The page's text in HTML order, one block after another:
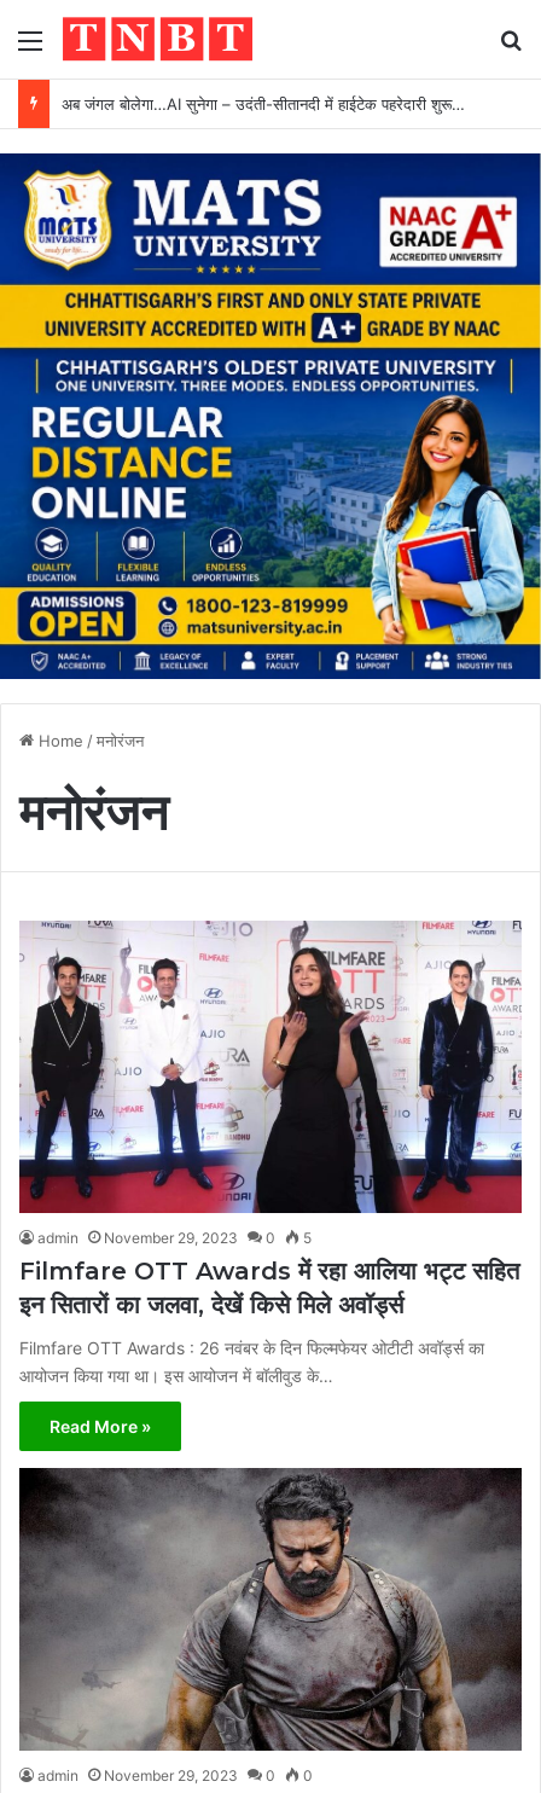
Menu
अब जंगल बोलेगा…AI सुनेगा – उदंती-सीतानदी में हाईटेक पहरेदारी शुरू…
Home /मनोरंजन
मनोरंजन
admin November 29, 2023 0 5
Filmfare OTT Awards में रहा आलिया भट्ट सहित
इन सितारों का जलवा, देखें किसे मिले अवॉर्ड्स
Filmfare OTT Awards : 26 नवंबर के दिन फिल्मफेयर ओटीटी अवॉर्ड्स का
आयोजन किया गया था। इस आयोजन में बॉलीवुड के…
Read More »
admin November 29, 2023 0 0